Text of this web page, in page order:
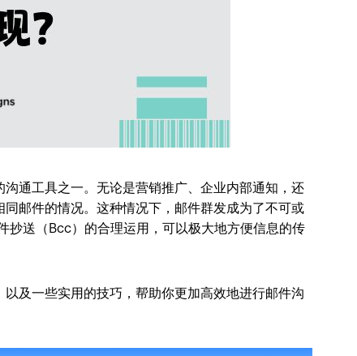
通工具之一。无论是营销推广、企业内部通知，还
邮件的情况。这种情况下，邮件群发成为了不可或
抄送（Bcc）的合理运用，可以极大地方便信息的传
及一些实用的技巧，帮助你更加高效地进行邮件沟